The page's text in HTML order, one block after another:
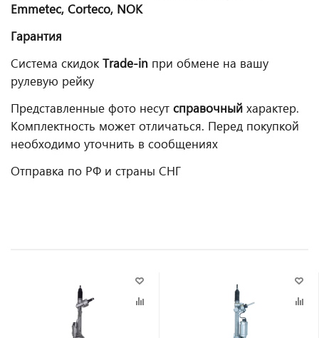
Emmetec, Corteco, NOK
Гарантия
Система скидокTrade-in при обмене на вашу
рулевую рейку
Представленные фото несут справочный характер.
Комплектность может отличаться. Перед покупкой
необходимо уточнить в сообщениях
Отправка по РФ и страны СНГ